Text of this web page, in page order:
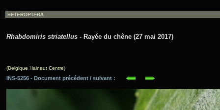
Rhabdomiris striatellus - Rayée du chêne (27 mai 2017)
(Belgique Hainaut Centre)
INS-5256 - Document précédent / suivant :